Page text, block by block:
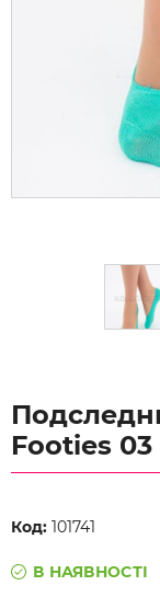
Footies 03
Код: 101741
В НАЯВНОСТІ